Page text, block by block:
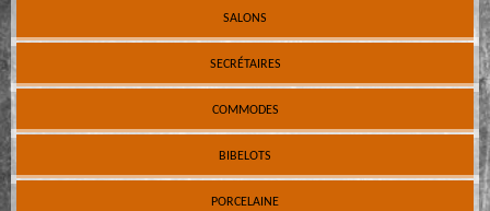
SALONS
SECRÉTAIRES
COMMODES
BIBELOTS
PORCELAINE